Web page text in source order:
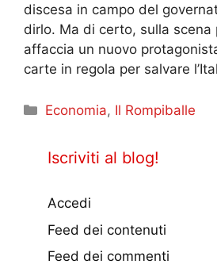
discesa in campo del
dirlo. Ma di certo, sulla scena
affaccia un nuovo
carte in regola per salvare
Categorie
Economia, Il Rompiballe
Iscriviti al blog!
Accedi
Feed dei contenuti
Feed dei commenti